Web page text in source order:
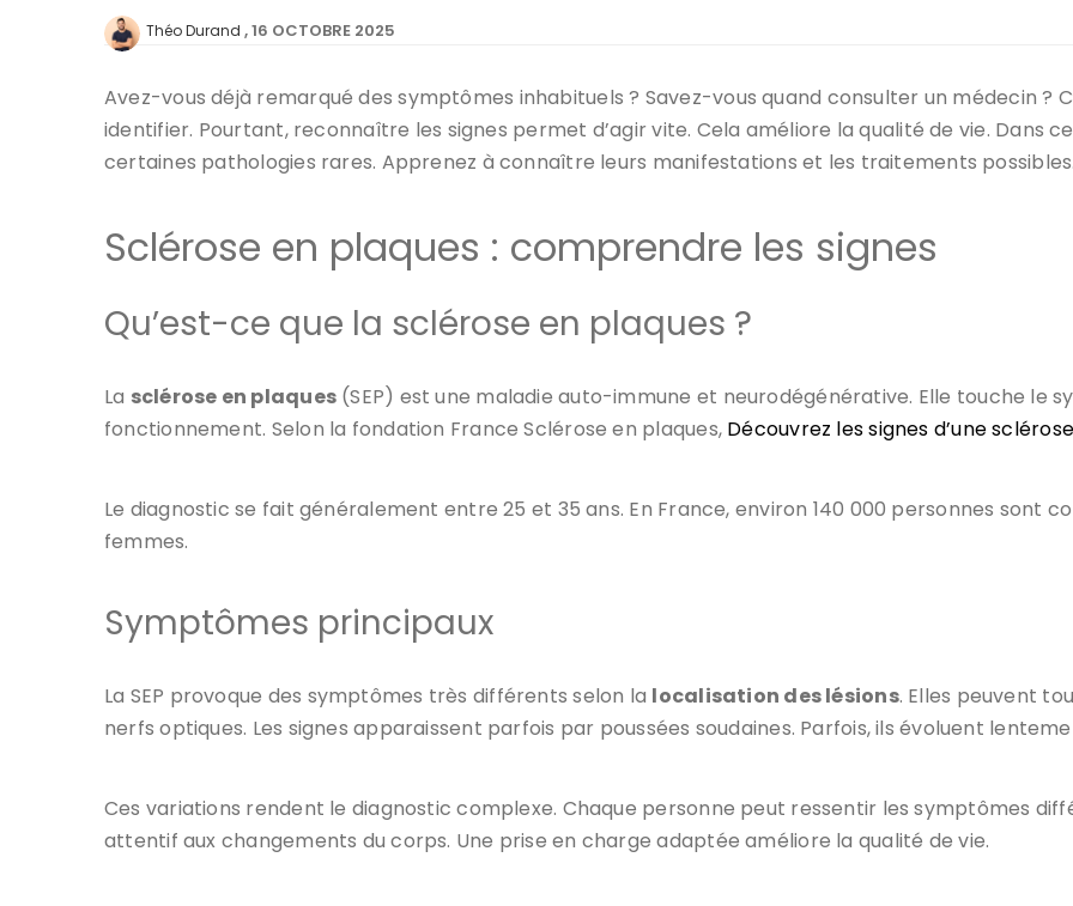
Théo Durand 16 OCTOBRE 2025
Avez-vous déjà remarqué des symptômes inhabituels ? Savez-vous quand consulter un médecin ?
identifier. Pourtant, reconnaître les signes permet d’agir vite. Cela améliore la qualité de vie. Dans
certaines pathologies rares. Apprenez à connaître leurs manifestations et les traitements
Sclérose en plaques : comprendre les signes
Qu’est-ce que la sclérose en plaques ?
La sclérose en plaques(SEP) est une maladie auto-immune et neurodégénérative. Elle touche le
fonctionnement. Selon la fondation France Sclérose en plaques, Découvrez les signes d’une
Le diagnostic se fait généralement entre 25 et 35 ans. En France, environ 140 000 personnes sont
femmes.
Symptômes principaux
La SEP provoque des symptômes très différents selon la localisation des lésions. Elles peuvent
nerfs optiques. Les signes apparaissent parfois par poussées soudaines. Parfois, ils évoluent
Ces variations rendent le diagnostic complexe. Chaque personne peut ressentir les symptômes
attentif aux changements du corps. Une prise en charge adaptée améliore la qualité de vie.